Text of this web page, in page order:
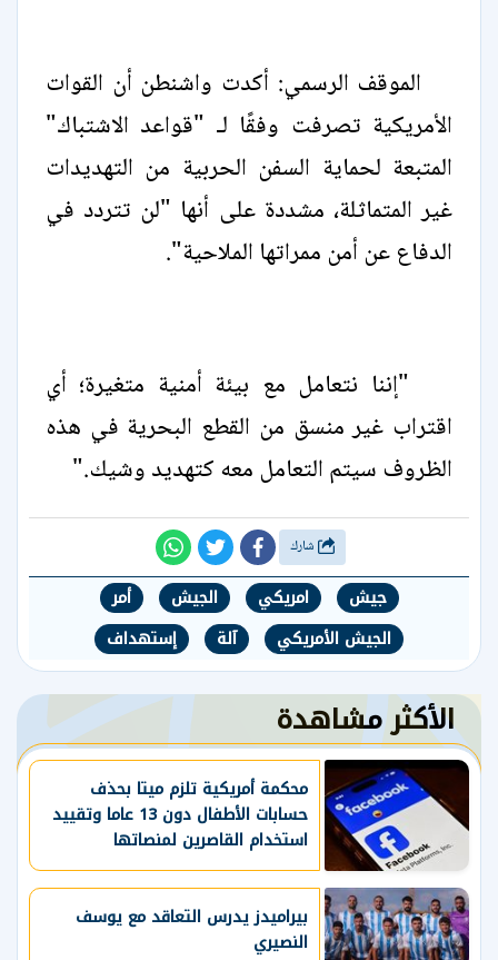
الموقف الرسمي: أكدت واشنطن أن القوات
الأمريكية تصرفت وفقًا لـ "قواعد الاشتباك"
المتبعة لحماية السفن الحربية من التهديدات
غير المتماثلة، مشددة على أنها "لن تتردد في
الدفاع عن أمن ممراتها الملاحية".
"إننا نتعامل مع بيئة أمنية متغيرة؛ أي
اقتراب غير منسق من القطع البحرية في هذه
الظروف سيتم التعامل معه كتهديد وشيك."
جيش امريكي الجيش
أمر
الجيش الأمريكي
آلة إستهداف
الأكثر مشاهدة
محكمة أمريكية تلزم ميتا بحذف
حسابات الأطفال دون 13 عاما وتقييد
استخدام القاصرين لمنصاتها
بيراميدز يدرس التعاقد مع يوسف
النصيري